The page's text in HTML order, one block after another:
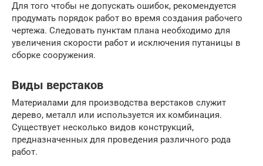
Для того чтобы не допускать ошибок, рекомендуется
продумать порядок работ во время создания рабочего
чертежа. Следовать пунктам плана необходимо для
увеличения скорости работ и исключения путаницы в
сборке сооружения.
Виды верстаков
Материалами для производства верстаков служит
дерево, металл или используется их комбинация.
Существует несколько видов конструкций,
предназначенных для проведения различного рода
работ.